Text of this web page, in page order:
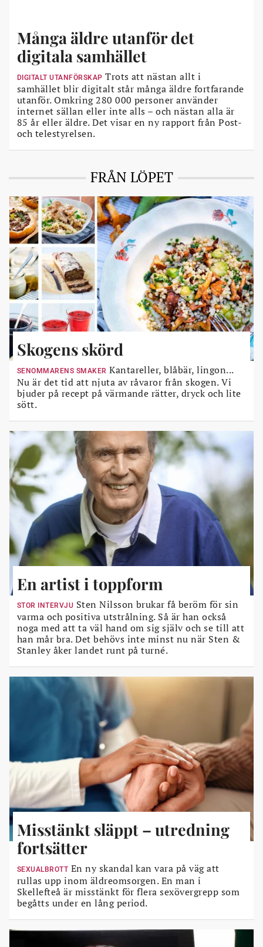
Många äldre utanför det
digitala samhället
DIGITALT UTANFÖRSKAP Trots att nästan allt i
samhället blir digitalt står många äldre fortfarande
utanför. Omkring 280 000 personer använder
internet sällan eller inte alls – och nästan alla är
85 år eller äldre. Det visar en ny rapport från Post-
och telestyrelsen.
FRÅN LÖPET
Skogens skörd
SENOMMARENS SMAKER Kantareller, blåbär, lingon...
Nu är det tid att njuta av råvaror från skogen. Vi
bjuder på recept på värmande rätter, dryck och lite
sött.
En artist i toppform
STOR INTERVJU Sten Nilsson brukar få beröm för sin
varma och positiva utstrålning. Så är han också
noga med att ta väl hand om sig själv och se till att
han mår bra. Det behövs inte minst nu när Sten &
Stanley åker landet runt på turné.
Misstänkt släppt – utredning
fortsätter
SEXUALBROTT En ny skandal kan vara på väg att
rullas upp inom äldreomsorgen. En man i
Skellefteå är misstänkt för flera sexövergrepp som
begåtts under en lång period.